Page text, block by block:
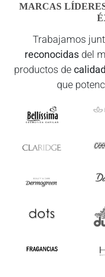
MARCAS
Trabajamos
reconocidas del
productos de
que